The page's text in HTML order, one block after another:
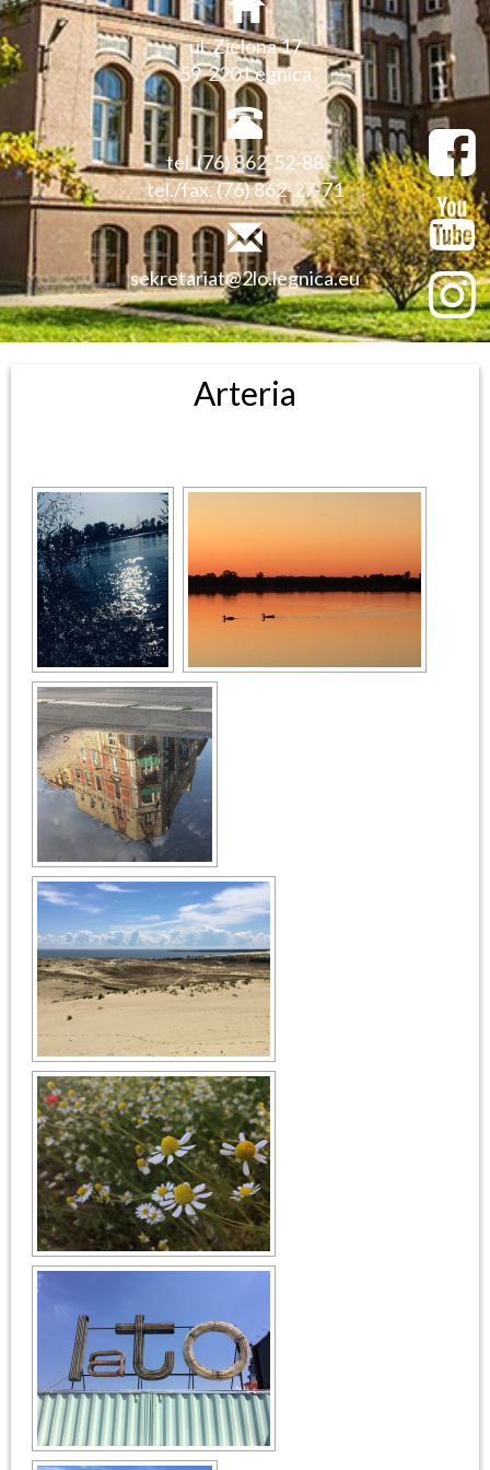
ul. Zielona 17
59-220 Legnica
tel. (76) 862-52-88
tel./fax. (76) 862-27-71
sekretariat@2lo.legnica.eu
Arteria